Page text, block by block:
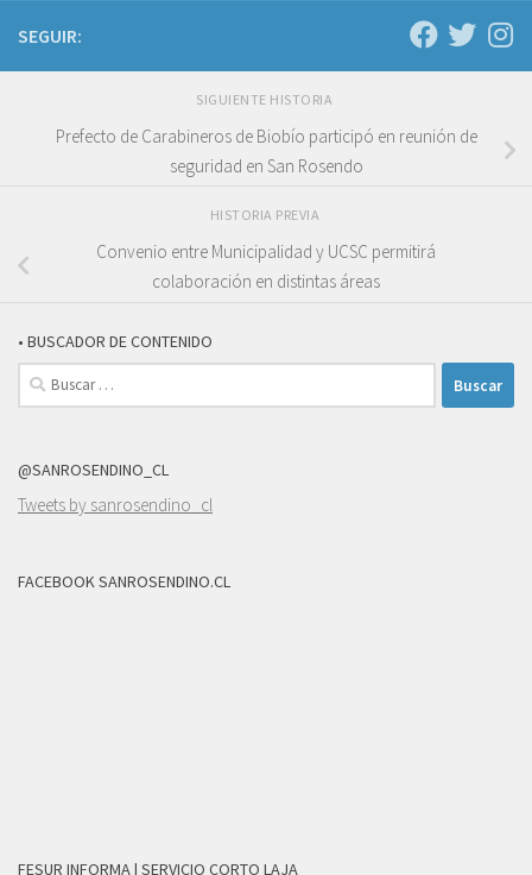
SEGUIR:
SIGUIENTE HISTORIA
Prefecto de Carabineros de Biobío participó en reunión de
seguridad en San Rosendo
HISTORIA PREVIA
Convenio entre Municipalidad y UCSC permitirá
colaboración en distintas áreas
• BUSCADOR DE CONTENIDO
Buscar:
@SANROSENDINO_CL
Tweets by sanrosendino_cl
FACEBOOK SANROSENDINO.CL
FESUR INFORMA | SERVICIO CORTO LAJA